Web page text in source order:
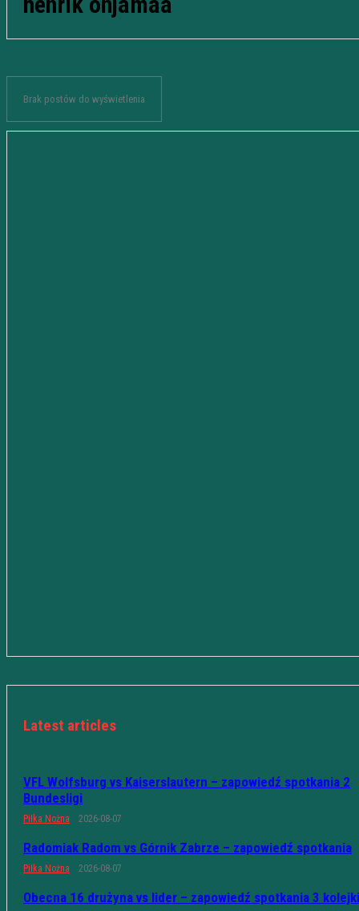
Brak postów do wyświetlenia
Latest articles
VFL Wolfsburg vs Kaiserslautern – zapowiedź spotkania 2
Bundesligi
Piłka Nożna 2026-08-07
Radomiak Radom vs Górnik Zabrze – zapowiedź spotkania
Piłka Nożna 2026-08-07
Obecna 16 drużyna vs lider – zapowiedź spotkania 3 kolejki